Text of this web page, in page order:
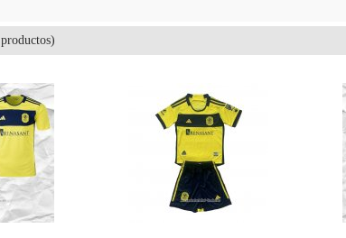
productos)